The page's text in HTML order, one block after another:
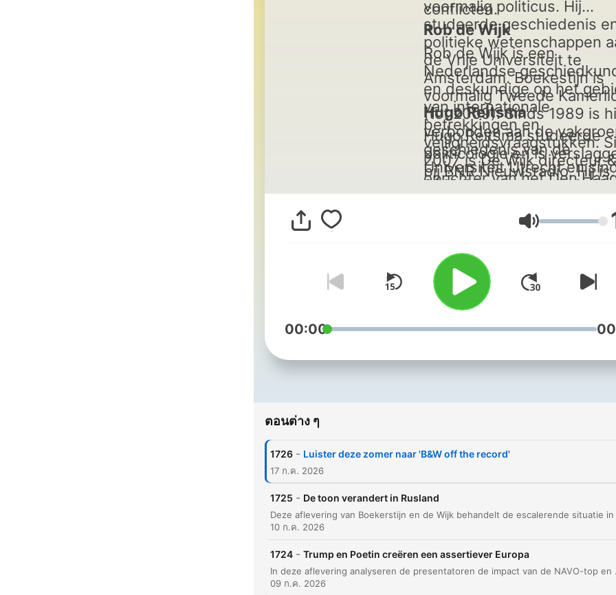
conflicten.
voormalig politicus. Hij
studeerde geschiedenis
politieke wetenschappen
de Vrije Universiteit te
Amsterdam. Boekestijn is
voormalig Tweede
(tot 2009). Sinds 1989 is
verbonden aan de
geschiedenis van de
Universiteit Utrecht en
2016 lid van commissie
Rob de Wijk
Rob de Wijk is een
Nederlandse
en deskundige op het
van internationale
betrekkingen en
veiligheidsvraagstukken.
2007 is De Wijk directeur &
oprichter van het Den
Centrum voor Strategische
Studies (HCSS). Hij is
emeritus hoogleraar aan
Universiteit Leiden.
Hugo Reitsma
Hugo Reitsma studeerde
politicologie en is
bij BNR Nieuwsradio. Hij is
voorspellen de toekomst’
ระดับเสียง
00:00
ตอนต่าง ๆ
1726 - Luister deze zomer naar 'B&W off the record'
17 ก.ค. 2026
1725 - De toon verandert in Rusland
10 ก.ค. 2026
1724 - Trump en Poetin creëren een assertiever Europa
In deze aflevering analyseren de presentatoren de impact van de
09 ก.ค. 2026